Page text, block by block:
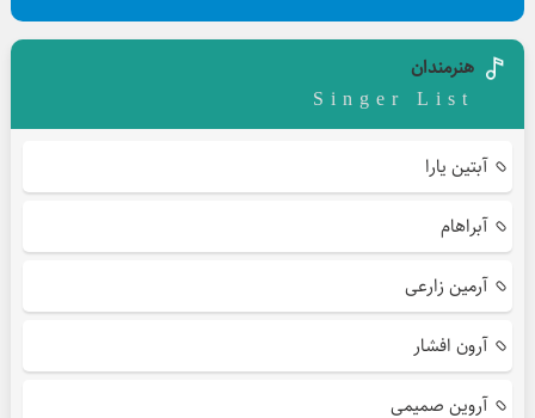
هنرمندان
Singer List
آبتین یارا
آبراهام
آرمین زارعی
آرون افشار
آروین صمیمی